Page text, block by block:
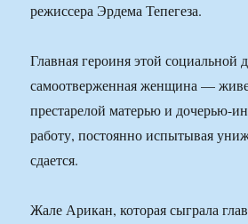
режиссера Эрдема Тепегеза.
Главная героиня этой
самоотверженная женщина —
престарелой матерью и дочерью-
работу, постоянно испытывая
сдается.
Жале Арикан, которая сыграла